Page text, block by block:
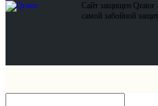
Сайт защищен
самой забойной